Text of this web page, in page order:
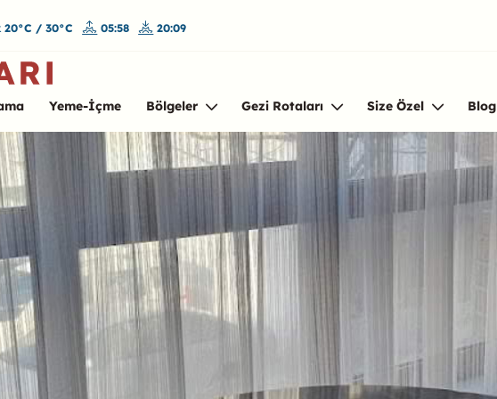
20°C / 30°C 05:58 20:09
Yeme-İçme Bölgeler Gezi Rotaları Size Özel Blog